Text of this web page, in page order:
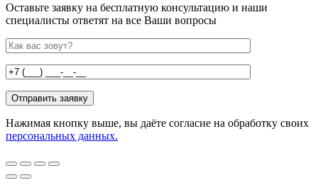
Оставьте заявку на бесплатную консультацию и наши
специалисты ответят на все Ваши вопросы
Нажимая кнопку выше, вы даёте согласие на обработку своих
персональных данных.